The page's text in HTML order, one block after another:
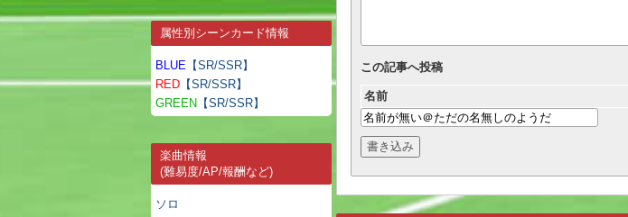
属性別シーンカード情報
BLUE 【SR/SSR】
RED 【SR/SSR】
GREEN 【SR/SSR】
楽曲情報
(難易度/AP/報酬など)
ソロ
この記事へ投稿
名前